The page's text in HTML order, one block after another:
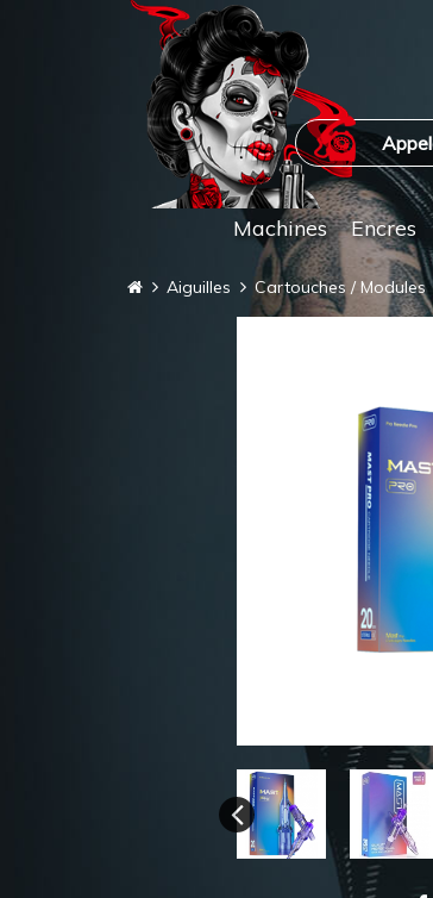
Machines Encres
Aiguilles Cartouches / Modules